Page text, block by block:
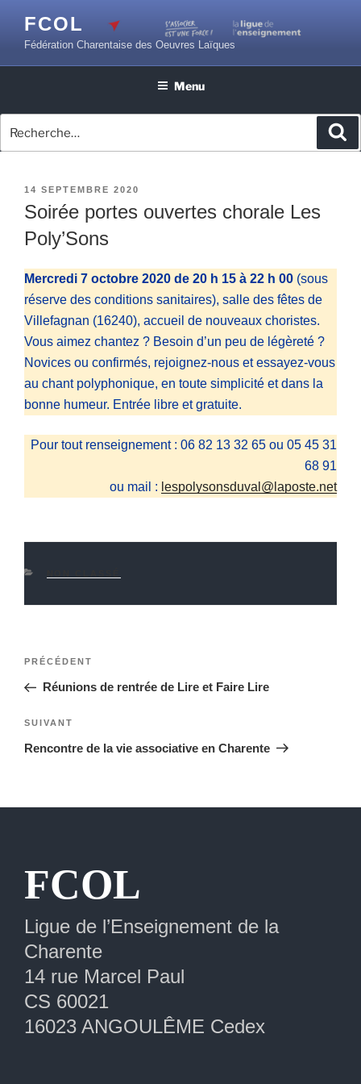
contenu
principal
FCOL
Fédération Charentaise des Oeuvres Laïques
Menu
PUBLIÉ
LE
14 SEPTEMBRE 2020
Soirée portes ouvertes chorale Les
Poly’Sons
Mercredi 7 octobre 2020 de 20 h 15 à 22 h 00 (sous
réserve des conditions sanitaires), salle des fêtes de
Villefagnan (16240), accueil de nouveaux choristes.
Vous aimez chantez ? Besoin d’un peu de légèreté ?
Novices ou confirmés, rejoignez-nous et essayez-vous
au chant polyphonique, en toute simplicité et dans la
bonne humeur. Entrée libre et gratuite.
Pour tout renseignement : 06 82 13 32 65 ou 05 45 31
68 91
ou mail : lespolysonsduval@laposte.net
Navigation
l’article
Article
précédent
PRÉCÉDENT
Réunions de rentrée de Lire et Faire Lire
Article
suivant
SUIVANT
Rencontre de la vie associative en Charente
FCOL
Ligue de l’Enseignement de la
Charente
14 rue Marcel Paul
CS 60021
16023 ANGOULÊME Cedex